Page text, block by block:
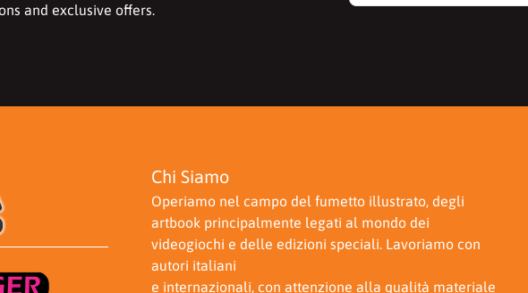
and exclusive offers.
Chi Siamo
Operiamo nel campo del fumetto illustrato, degli
artbook principalmente legati al mondo dei
videogiochi e delle edizioni speciali. Lavoriamo con
autori italiani
e internazionali, con attenzione alla qualità materiale